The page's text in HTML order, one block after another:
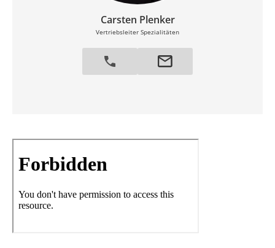
Carsten Plenker
Vertriebsleiter Spezialitäten